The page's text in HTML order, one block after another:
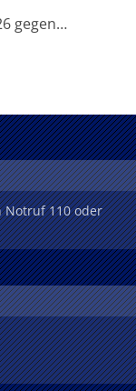
gegen…
Notruf 110 oder